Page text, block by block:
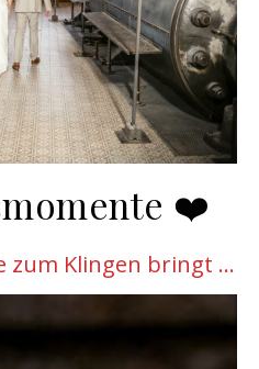
❤️
zum Klingen bringt …